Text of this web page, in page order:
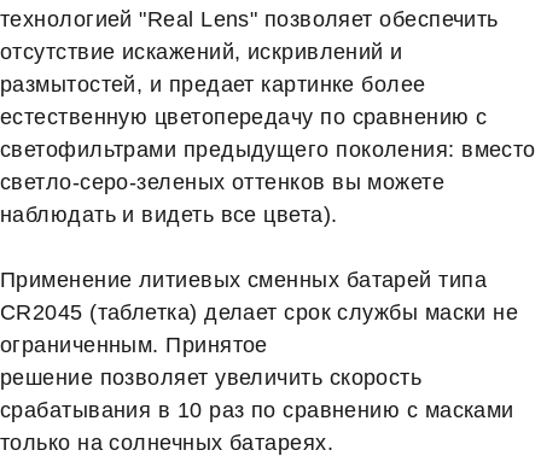
технологией "Real Lens" позволяет обеспечить
отсутствие искажений, искривлений и
размытостей, и предает картинке более
естественную цветопередачу по сравнению с
светофильтрами предыдущего поколения: вместо
светло-серо-зеленых оттенков вы можете
наблюдать и видеть все цвета).
Применение литиевых сменных батарей типа
CR2045 (таблетка) делает срок службы маски не
ограниченным. Принятое
решение позволяет увеличить скорость
срабатывания в 10 раз по сравнению с масками
только на солнечных батареях.